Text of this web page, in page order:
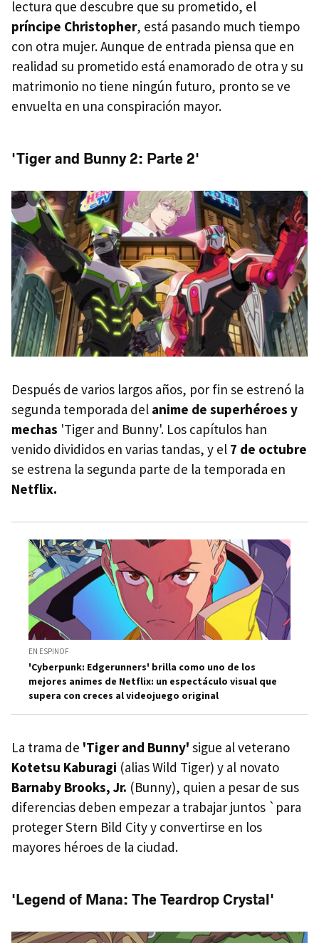
lectura que descubre que su prometido, el
príncipe Christopher, está pasando much tiempo
con otra mujer. Aunque de entrada piensa que en
realidad su prometido está enamorado de otra y su
matrimonio no tiene ningún futuro, pronto se ve
envuelta en una conspiración mayor.
'Tiger and Bunny 2: Parte 2'
Después de varios largos años, por fin se estrenó la
segunda temporada del anime de superhéroes y
mechas 'Tiger and Bunny'. Los capítulos han
venido divididos en varias tandas, y el 7 de octubre
se estrena la segunda parte de la temporada en
Netflix.
EN ESPINOF
'Cyberpunk: Edgerunners' brilla como uno de los
mejores animes de Netflix: un espectáculo visual que
supera con creces al videojuego original
La trama de 'Tiger and Bunny' sigue al veterano
Kotetsu Kaburagi (alias Wild Tiger) y al novato
Barnaby Brooks, Jr. (Bunny), quien a pesar de sus
diferencias deben empezar a trabajar juntos `para
proteger Stern Bild City y convertirse en los
mayores héroes de la ciudad.
'Legend of Mana: The Teardrop Crystal'